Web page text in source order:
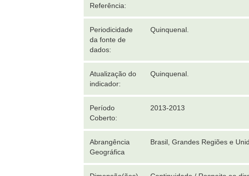
Referência:
Periodicidade
da fonte de
dados:
Quinquenal.
Atualização do
indicador:
Quinquenal.
Período
Coberto:
2013-2013
Abrangência
Geográfica
Brasil, Grandes Regiões e